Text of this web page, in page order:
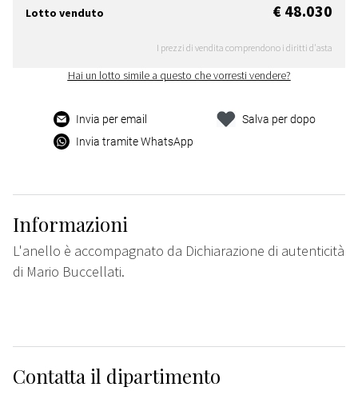
Lotto venduto € 48.030
I prezzi di vendita comprendono i diritti d'asta
Hai un lotto simile a questo che vorresti vendere?
Invia per email
Invia tramite WhatsApp
Salva per dopo
Informazioni
L'anello è accompagnato da Dichiarazione di autenticità
di Mario Buccellati.
Contatta il dipartimento